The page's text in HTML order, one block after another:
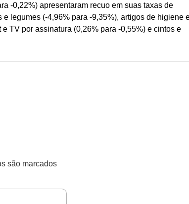
-0,22%) apresentaram recuo em suas taxas de
legumes (-4,96% para -9,35%), artigos de higiene
TV por assinatura (0,26% para -0,55%) e cintos e
são marcados